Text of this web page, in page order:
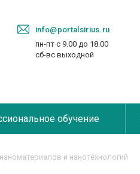
info@portalsirius.ru
пн-пт с 9.00 до 18.00
сб-вс выходной
обучение
и нанотехнологий